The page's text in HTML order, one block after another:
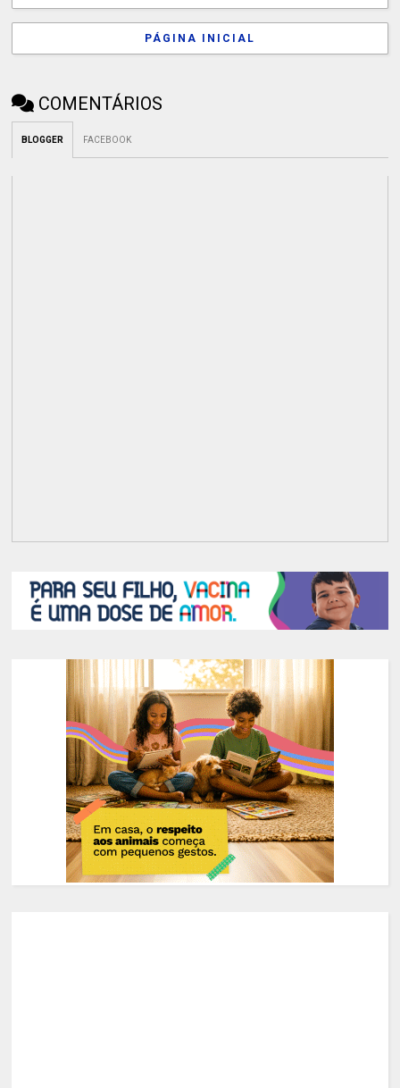
PÁGINA INICIAL
COMENTÁRIOS
BLOGGER FACEBOOK